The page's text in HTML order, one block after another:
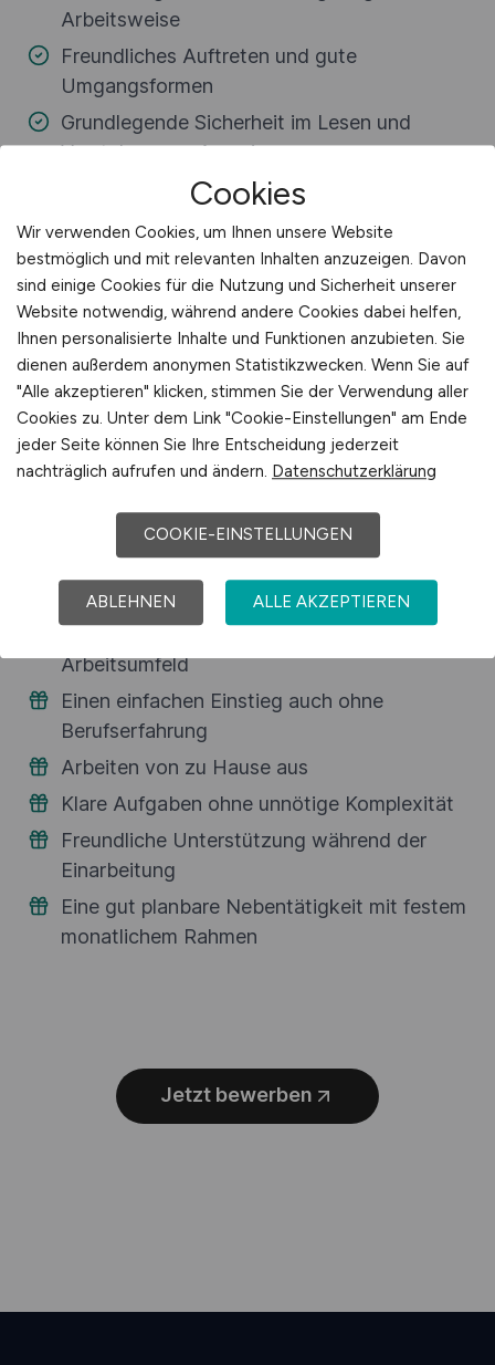
Cookies
Wir verwenden Cookies, um Ihnen unsere Website
bestmöglich und mit relevanten Inhalten anzuzeigen. Davon
sind einige Cookies für die Nutzung und Sicherheit unserer
Website notwendig, während andere Cookies dabei helfen,
Ihnen personalisierte Inhalte und Funktionen anzubieten. Sie
dienen außerdem anonymen Statistikzwecken. Wenn Sie auf
"Alle akzeptieren" klicken, stimmen Sie der Verwendung aller
Cookies zu. Unter dem Link "Cookie-Einstellungen" am Ende
jeder Seite können Sie Ihre Entscheidung jederzeit
nachträglich aufrufen und ändern. Datenschutzerklärung
COOKIE-EINSTELLUNGEN
ABLEHNEN ALLE AKZEPTIEREN